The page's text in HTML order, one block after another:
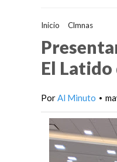
Inicio Clmnas>
El Latido
PorAl Minuto •